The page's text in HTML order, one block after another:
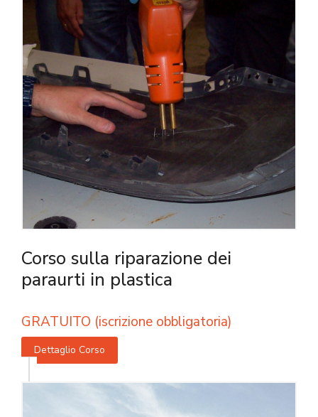
Corso sulla riparazione dei
paraurti in plastica
GRATUITO (iscrizione obbligatoria)
Dettaglio Corso